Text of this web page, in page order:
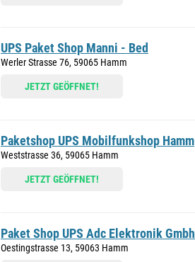
UPS Paket Shop Manni - Bed
Werler Strasse 76, 59065 Hamm
JETZT GEÖFFNET!
Paketshop UPS Mobilfunkshop Hamm
Weststrasse 36, 59065 Hamm
JETZT GEÖFFNET!
Paket Shop UPS Adc Elektronik Gmbh
Oestingstrasse 13, 59063 Hamm